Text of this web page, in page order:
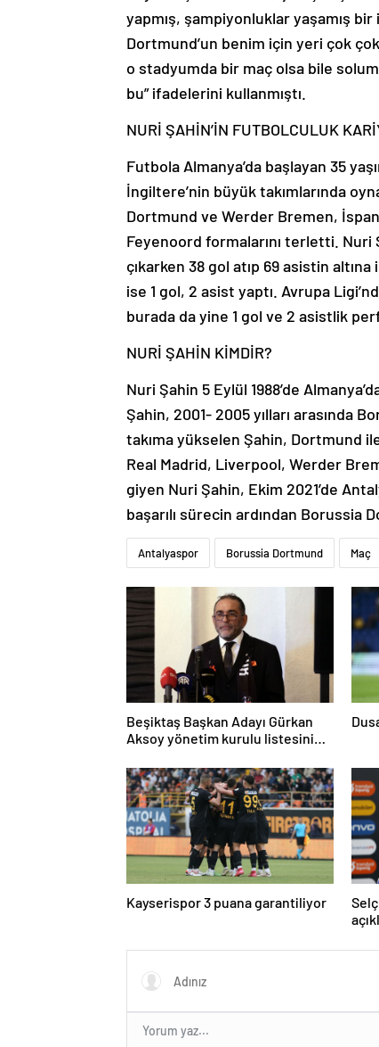
yapmış, şampiyonluklar yaşamış
Dortmund’un benim için yeri çok
o stadyumda bir maç olsa bile
bu” ifadelerini kullanmıştı.
NURİ ŞAHİN’İN FUTBOLCULUK
Futbola Almanya’da başlayan 35
İngiltere’nin büyük takımlarında
Dortmund ve Werder Bremen,
Feyenoord formalarını terletti. Nuri
çıkarken 38 gol atıp 69 asistin
ise 1 gol, 2 asist yaptı. Avrupa
burada da yine 1 gol ve 2 asistlik
NURİ ŞAHİN KİMDİR?
Nuri Şahin 5 Eylül 1988’de
Şahin, 2001- 2005 yılları arasında
takıma yükselen Şahin, Dortmund
Real Madrid, Liverpool, Werder
giyen Nuri Şahin, Ekim 2021’de
başarılı sürecin ardından Borussia
Antalyaspor Borussia Dortmund Maç
Beşiktaş Başkan Adayı Gürkan
Aksoy yönetim kurulu listesini
Kayserispor 3 puana garantiliyor